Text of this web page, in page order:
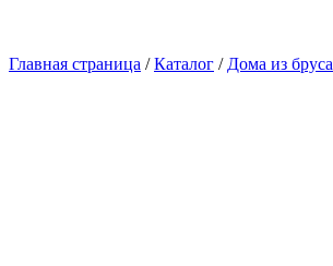
Главная страница /Каталог / Дома из бруса